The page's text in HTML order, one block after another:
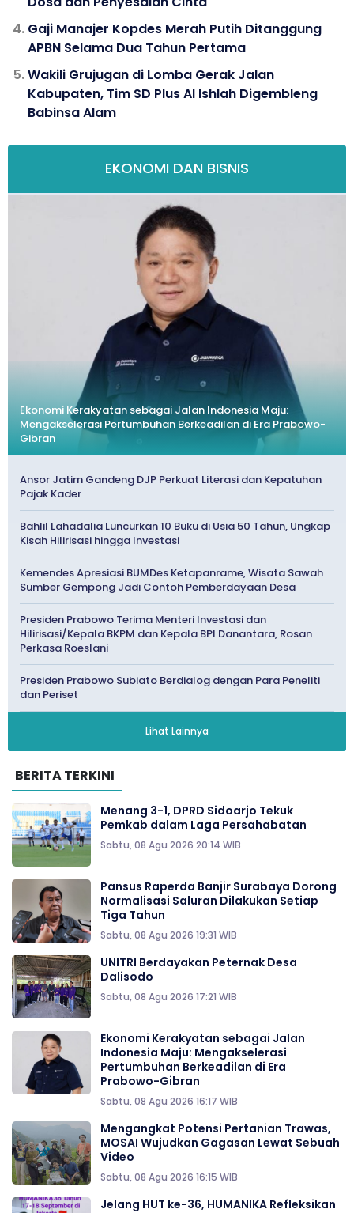
Gaji Manajer Kopdes Merah Putih Ditanggung
APBN Selama Dua Tahun Pertama
Wakili Grujugan di Lomba Gerak Jalan
Kabupaten, Tim SD Plus Al Ishlah Digembleng
Babinsa Alam
EKONOMI DAN BISNIS
Ekonomi Kerakyatan sebagai Jalan Indonesia Maju:
Mengakselerasi Pertumbuhan Berkeadilan di Era Prabowo-
Gibran
Ansor Jatim Gandeng DJP Perkuat Literasi dan Kepatuhan
Pajak Kader
Bahlil Lahadalia Luncurkan 10 Buku di Usia 50 Tahun, Ungkap
Kisah Hilirisasi hingga Investasi
Kemendes Apresiasi BUMDes Ketapanrame, Wisata Sawah
Sumber Gempong Jadi Contoh Pemberdayaan Desa
Presiden Prabowo Terima Menteri Investasi dan
Hilirisasi/Kepala BKPM dan Kepala BPI Danantara, Rosan
Perkasa Roeslani
Presiden Prabowo Subiato Berdialog dengan Para Peneliti
dan Periset
Lihat Lainnya
BERITA TERKINI
Menang 3-1, DPRD Sidoarjo Tekuk
Pemkab dalam Laga Persahabatan
Sabtu, 08 Agu 2026 20:14 WIB
Pansus Raperda Banjir Surabaya Dorong
Normalisasi Saluran Dilakukan Setiap
Tiga Tahun
Sabtu, 08 Agu 2026 19:31 WIB
UNITRI Berdayakan Peternak Desa
Dalisodo
Sabtu, 08 Agu 2026 17:21 WIB
Ekonomi Kerakyatan sebagai Jalan
Indonesia Maju: Mengakselerasi
Pertumbuhan Berkeadilan di Era
Prabowo-Gibran
Sabtu, 08 Agu 2026 16:17 WIB
Mengangkat Potensi Pertanian Trawas,
MOSAI Wujudkan Gagasan Lewat Sebuah
Video
Sabtu, 08 Agu 2026 16:15 WIB
Jelang HUT ke-36, HUMANIKA Refleksikan